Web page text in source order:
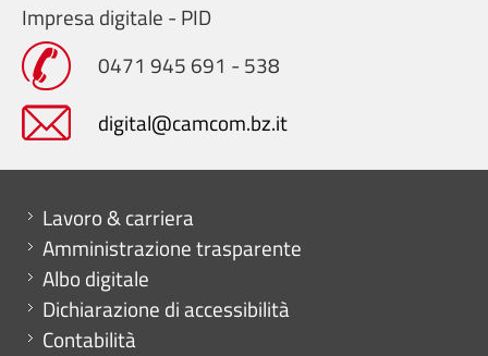
Impresa digitale - PID
0471 945 691 - 538
digital@camcom.bz.it
Mini menu di servizio
Lavoro & carriera
Amministrazione trasparente
Albo digitale
Dichiarazione di accessibilità
Contabilità